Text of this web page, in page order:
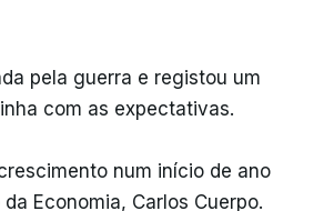
pela guerra e registou um
com as expectativas.
num início de ano
Economia, Carlos Cuerpo.